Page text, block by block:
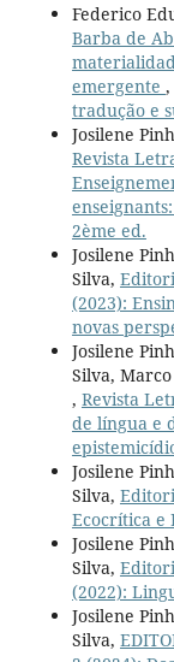
Federico
Barba de
emergente ,
tradução e
Josilene
Revista
2ème ed.
Josilene
Silva,
(2023):
novas
Josilene
Silva,
, Revista
de língua e
Josilene
Silva,
Ecocrítica e
Josilene
Silva,
(2022):
Josilene
Silva,